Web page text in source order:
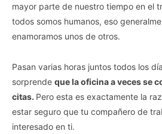
mayor parte de nuestro tiempo en el
todos somos humanos, eso
enamoramos unos de otros.
Pasan varias horas juntos todos los
sorprende que la oficina a veces se
citas. Pero esta es exactamente la
estar seguro que tu compañero de
interesado en ti.